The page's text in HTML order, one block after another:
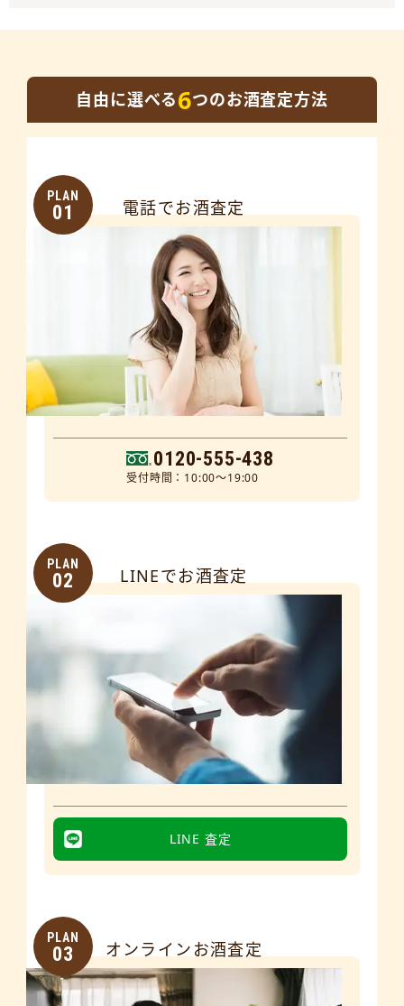
自由に選べる6つのお酒査定方法
PLAN
01 電話でお酒査定
0120-555-438
受付時間：10:00～19:00
PLAN
02 LINEでお酒査定
LINE 査定
PLAN
03 オンラインお酒査定